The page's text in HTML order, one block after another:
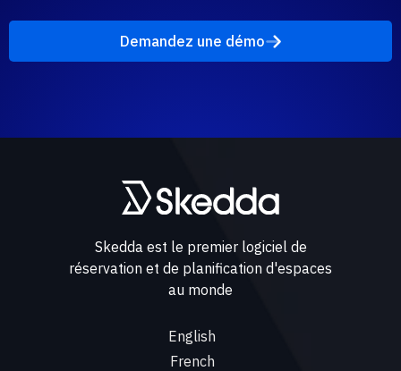
Demandez une démo
Skedda est le premier logiciel de
réservation et de planification d'espaces
au monde
English
French